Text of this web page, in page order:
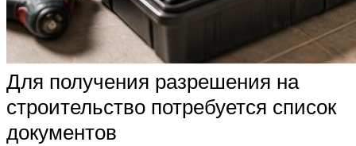
Для получения разрешения на
строительство потребуется список
документов